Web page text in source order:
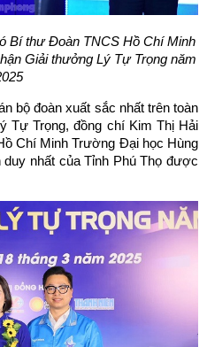
Bí thư Đoàn TNCS Hồ Chí Minh
Giải thưởng Lý Tự Trọng năm
bộ đoàn xuất sắc nhất trên toàn
Tự Trọng, đồng chí Kim Thị Hải
Chí Minh Trường Đại học Hùng
nhất của Tỉnh Phú Thọ được